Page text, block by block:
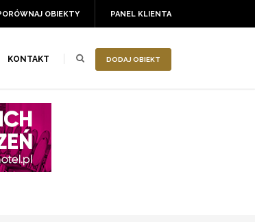
PANEL KLIENTA
OBIEKTY
DODAJ OBIEKT
KONTAKT